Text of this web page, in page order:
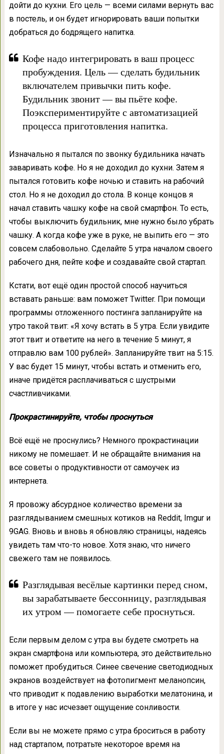
дойти до кухни. Его цель — всеми силами вернуть вас
в постель, и он будет игнорировать ваши попытки
добраться до бодрящего напитка.
Кофе надо интегрировать в ваш процесс
пробуждения. Цель — сделать будильник
включателем привычки пить кофе.
Будильник звонит — вы пьёте кофе.
Поэкспериментируйте с автоматизацией
процесса приготовления напитка.
Изначально я пытался по звонку будильника начать
заваривать кофе. Но я не доходил до кухни. Затем я
пытался готовить кофе ночью и ставить на рабочий
стол. Но я не доходил до стола. В конце концов я
начал ставить чашку кофе на свой смартфон. То есть,
чтобы выключить будильник, мне нужно было убрать
чашку. А когда кофе уже в руке, не выпить его — это
совсем слабовольно. Сделайте 5 утра началом своего
рабочего дня, пейте кофе и создавайте свой стартап.
Кстати, вот ещё один простой способ научиться
вставать раньше: вам поможет Twitter. При помощи
программы отложенного постинга запланируйте на
утро такой твит: «Я хочу встать в 5 утра. Если увидите
этот твит и ответите на него в течение 5 минут, я
отправлю вам 100 рублей». Запланируйте твит на 5:15.
У вас будет 15 минут, чтобы встать и отменить его,
иначе придётся расплачиваться с шустрыми
счастливчиками.
Прокрастинируйте, чтобы проснуться
Всё ещё не проснулись? Немного прокрастинации
никому не помешает. И не обращайте внимания на
все советы о продуктивности от самоучек из
интернета.
Я провожу абсурдное количество времени за
разглядыванием смешных котиков на Reddit, Imgur и
9GAG. Вновь и вновь я обновляю страницы, надеясь
увидеть там что-то новое. Хотя знаю, что ничего
свежего там не появилось.
Разглядывая весёлые картинки перед сном,
вы зарабатываете бессонницу, разглядывая
их утром — помогаете себе проснуться.
Если первым делом с утра вы будете смотреть на
экран смартфона или компьютера, это действительно
поможет пробудиться. Синее свечение светодиодных
экранов воздействует на фотопигмент меланопсин,
что приводит к подавлению выработки мелатонина, и
в итоге у нас исчезает ощущение сонливости.
Если вы не можете прямо с утра броситься в работу
над стартапом, потратьте некоторое время на